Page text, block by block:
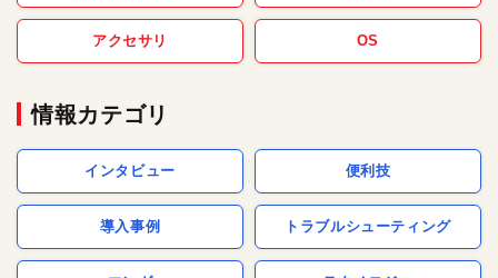
アクセサリ OS
情報カテゴリ
インタビュー 便利技
導入事例 トラブルシューティング